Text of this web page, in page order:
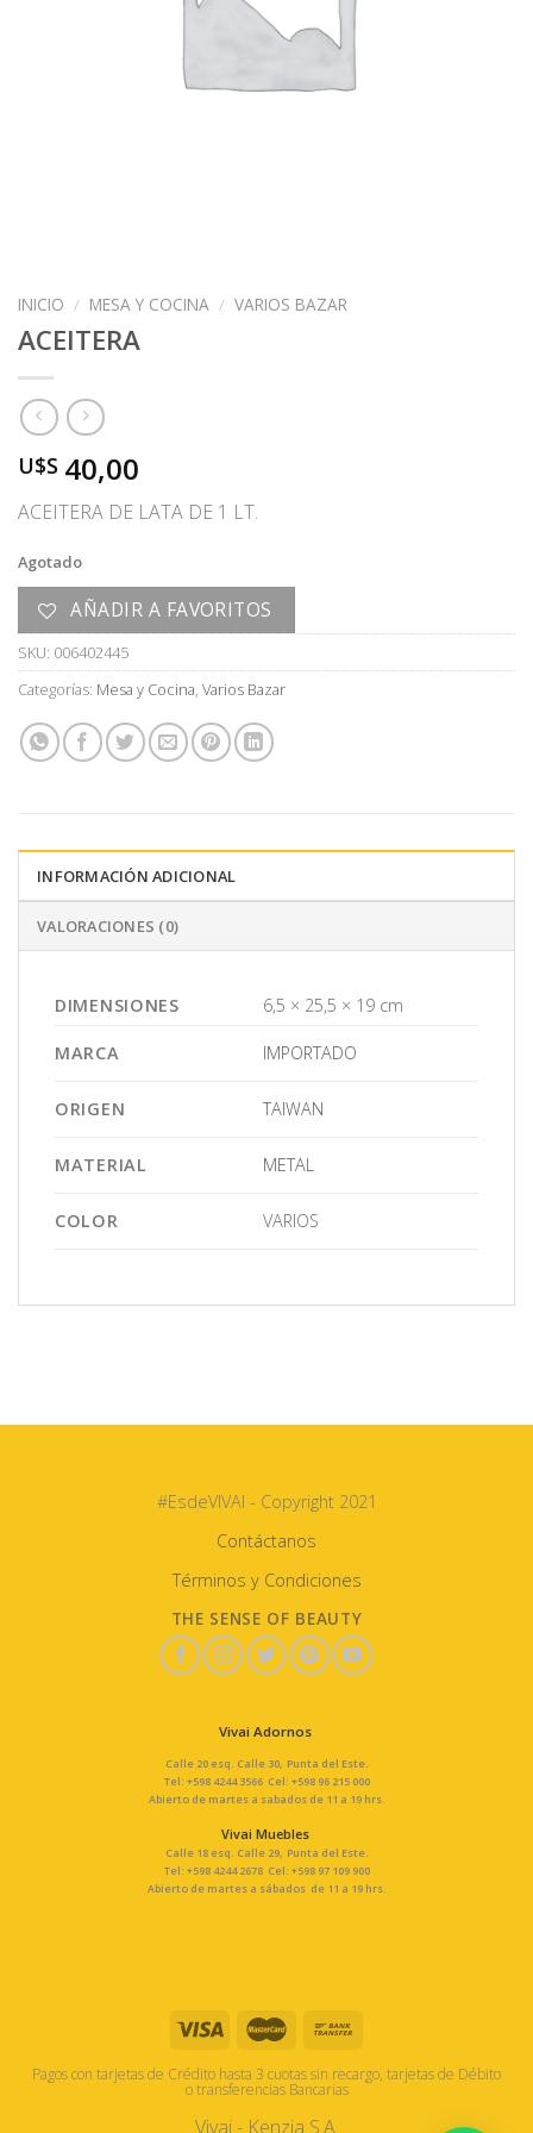
INICIO / MESA Y COCINA / VARIOS BAZAR
ACEITERA
U$S 40,00
ACEITERA DE LATA DE 1 LT.
Agotado
AÑADIR A FAVORITOS
SKU: 006402445
Categorías: Mesa y Cocina, Varios Bazar
INFORMACIÓN ADICIONAL
VALORACIONES (0)
DIMENSIONES 6,5 × 25,5 × 19 cm
MARCA IMPORTADO
ORIGEN TAIWAN
MATERIAL METAL
COLOR VARIOS
#EsdeVIVAI - Copyright 2021
Contáctanos
Términos y Condiciones
THE SENSE OF BEAUTY
Vivai Adornos
Calle 20 esq. Calle 30, Punta del Este.
Tel: +598 4244 3566 Cel: +598 96 215 000
Abierto de martes a sabados de 11 a 19 hrs.
Vivai Muebles
Calle 18 esq. Calle 29, Punta del Este.
Tel: +598 4244 2678 Cel: +598 97 109 900
Abierto de martes a sábados de 11 a 19 hrs.
Pagos con tarjetas de Crédito hasta 3 cuotas sin recargo, tarjetas de Débito
o transferencias Bancarias
Vivai - Kenzia S.A.